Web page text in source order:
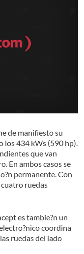
de manifiesto su
los 434 kWs (590 hp).
que van
En ambos casos se
permanente. Con
ruedas
es tambie?n un
coordina
ruedas del lado